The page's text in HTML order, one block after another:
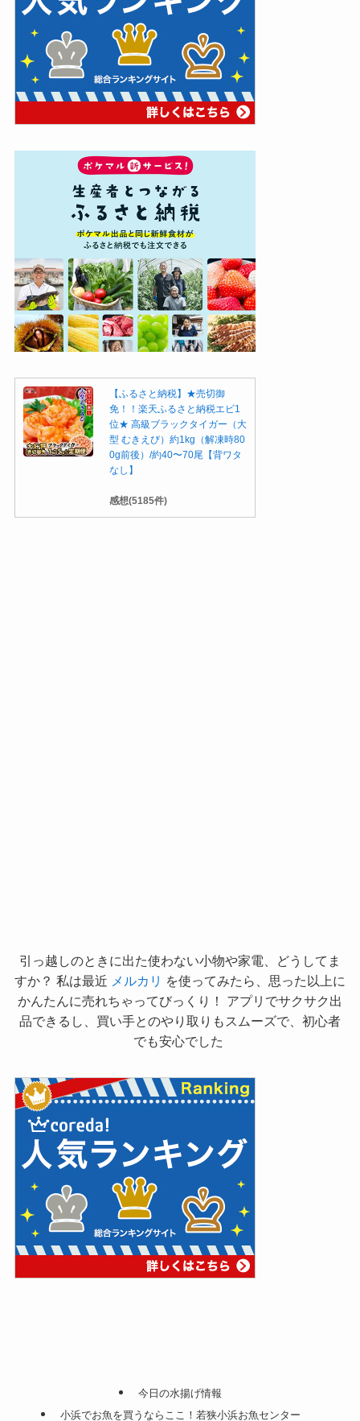
【ふるさと納税】★売切御
免！！楽天ふるさと納税エビ1
位★ 高級ブラックタイガー（大
型 むきえび）約1kg（解凍時80
0g前後）/約40〜70尾【背ワタ
なし】
感想(5185件)
引っ越しのときに出た使わない小物や家電、どうしてま
すか？ 私は最近 メルカリ を使ってみたら、思った以上に
かんたんに売れちゃってびっくり！ アプリでサクサク出
品できるし、買い手とのやり取りもスムーズで、初心者
でも安心でした
今日の水揚げ情報
小浜でお魚を買うならここ！若狭小浜お魚センター